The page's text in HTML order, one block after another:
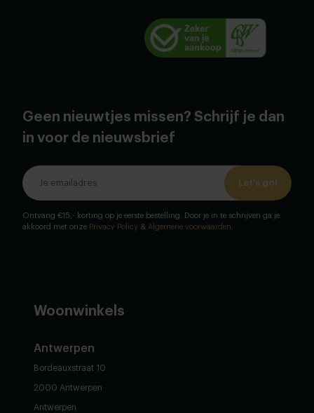
Geen nieuwtjes missen? Schrijf je dan
in voor de nieuwsbrief
Let's go!
Ontvang €15,- korting op je eerste bestelling. Door je in te schrijven ga je
akkoord met onze Privacy Policy & Algemene voorwaarden.
Woonwinkels
Antwerpen
Bordeauxstraat 10
2000 Antwerpen
Antwerpen